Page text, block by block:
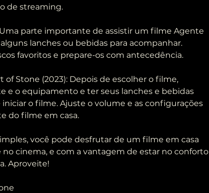
de streaming.
lanches ou bebidas para acompanhar.
favoritos e prepare-os com antecedência.
e o equipamento e ter seus lanches e bebidas
iniciar o filme. Ajuste o volume e as configurações
do filme em casa.
no cinema, e com a vantagem de estar no conforto
Aproveite!